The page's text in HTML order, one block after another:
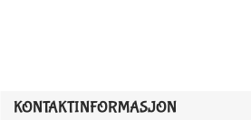
KONTAKTINFORMASJON